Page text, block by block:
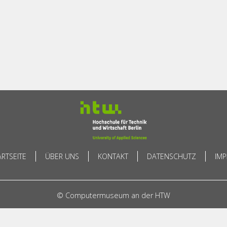
ÜBER UNS KONTAKT DATENSCHUTZ
© Computermuseum an der HTW